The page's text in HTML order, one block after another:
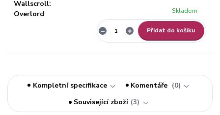
Skladem
Přidat do košíku
Kompletní specifikace Komentáře
0
Související zboží 3